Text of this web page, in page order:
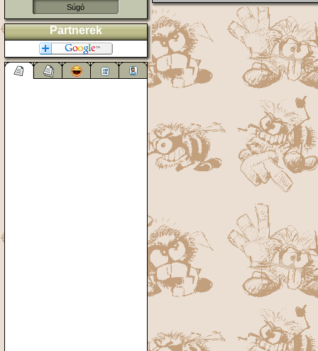
Súgó
Partnerek